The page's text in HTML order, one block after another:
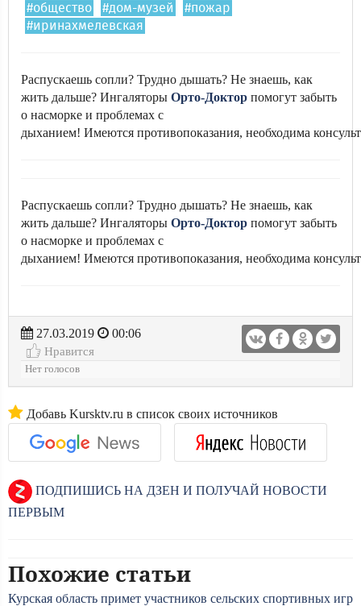
#общество #дом-музей
#пожар
#иринахмелевская
Распускаешь сопли? Трудно дышать? Не знаешь, как
жить дальше? Ингаляторы Орто-Доктор помогут забыть
о насморке и проблемах с
дыханием! Имеются противопоказания, необходима
Распускаешь сопли? Трудно дышать? Не знаешь, как
жить дальше? Ингаляторы Орто-Доктор помогут забыть
о насморке и проблемах с
дыханием! Имеются противопоказания, необходима
27.03.2019
00:06
Нравится
Нет голосов
Добавь Kursktv.ru в список своих источников
ПОДПИШИСЬ НА ДЗЕН И ПОЛУЧАЙ НОВОСТИ
ПЕРВЫМ
Похожие статьи
Курская область примет участников сельских спортивных игр